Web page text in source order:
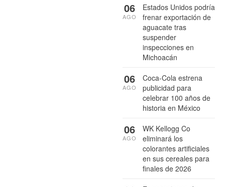
Estados Unidos podría
frenar exportación de
aguacate tras
suspender
inspecciones en
Michoacán
06
AGO
Coca-Cola estrena
publicidad para
celebrar 100 años de
historia en México
06
AGO
WK Kellogg Co
eliminará los
colorantes artificiales
en sus cereales para
finales de 2026
06
AGO